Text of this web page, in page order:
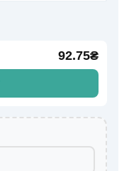
92.75₴